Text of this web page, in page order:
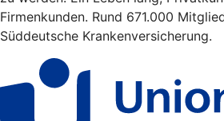
Firmenkunden. Rund 671.000
Süddeutsche Krankenversicherung.